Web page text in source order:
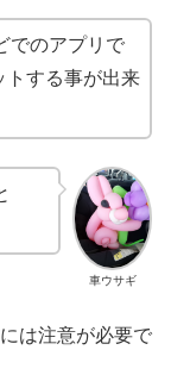
でのアプリで
トする事が出来
車ウサギ
は注意が必要で